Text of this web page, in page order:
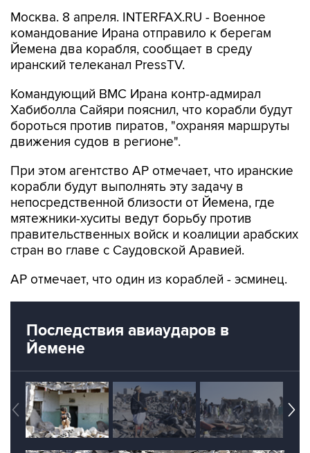
Москва. 8 апреля. INTERFAX.RU - Военное
командование Ирана отправило к берегам
Йемена два корабля, сообщает в среду
иранский телеканал PressTV.
Командующий ВМС Ирана контр-адмирал
Хабиболла Сайяри пояснил, что корабли будут
бороться против пиратов, "охраняя маршруты
движения судов в регионе".
При этом агентство AP отмечает, что иранские
корабли будут выполнять эту задачу в
непосредственной близости от Йемена, где
мятежники-хуситы ведут борьбу против
правительственных войск и коалиции арабских
стран во главе с Саудовской Аравией.
AP отмечает, что один из кораблей - эсминец.
Последствия авиаударов в
Йемене